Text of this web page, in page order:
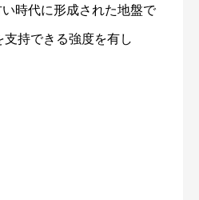
時代に形成された地盤で
持できる強度を有し